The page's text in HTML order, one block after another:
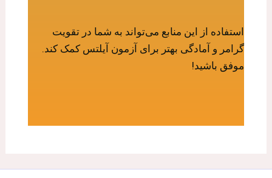
استفاده از این منابع می‌تواند به شما در تقویت
گرامر و آمادگی بهتر برای آزمون آیلتس کمک کند.
موفق باشید!